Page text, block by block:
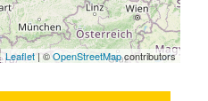
Leaflet | ©OpenStreetMapcontributors